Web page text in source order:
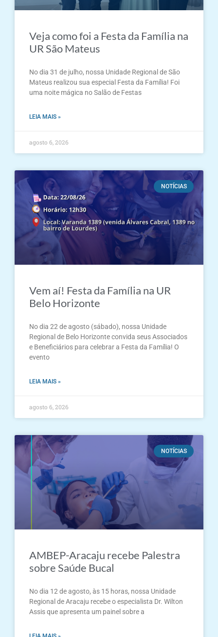
Veja como foi a Festa da Família na
UR São Mateus
No dia 31 de julho, nossa Unidade Regional de São
Mateus realizou sua especial Festa da Família! Foi
uma noite mágica no Salão de Festas
LEIA MAIS »
agosto 6, 2026
NOTÍCIAS
Vem aí! Festa da Família na UR
Belo Horizonte
No dia 22 de agosto (sábado), nossa Unidade
Regional de Belo Horizonte convida seus Associados
e Beneficiários para celebrar a Festa da Família! O
evento
LEIA MAIS »
agosto 6, 2026
NOTÍCIAS
AMBEP-Aracaju recebe Palestra
sobre Saúde Bucal
No dia 12 de agosto, às 15 horas, nossa Unidade
Regional de Aracaju recebe o especialista Dr. Wilton
Assis que apresenta um painel sobre a